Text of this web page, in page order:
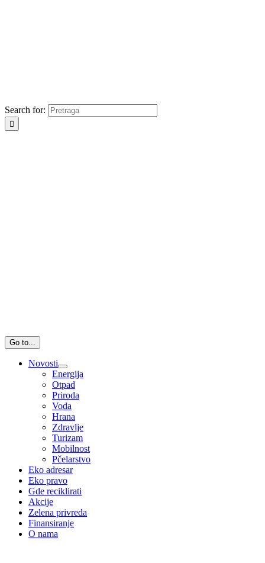
Search for:
Go to...
Novosti
Energija
Otpad
Priroda
Voda
Hrana
Zdravlje
Turizam
Mobilnost
Pčelarstvo
Eko adresar
Eko pravo
Gde reciklirati
Akcije
Zelena privreda
Finansiranje
O nama